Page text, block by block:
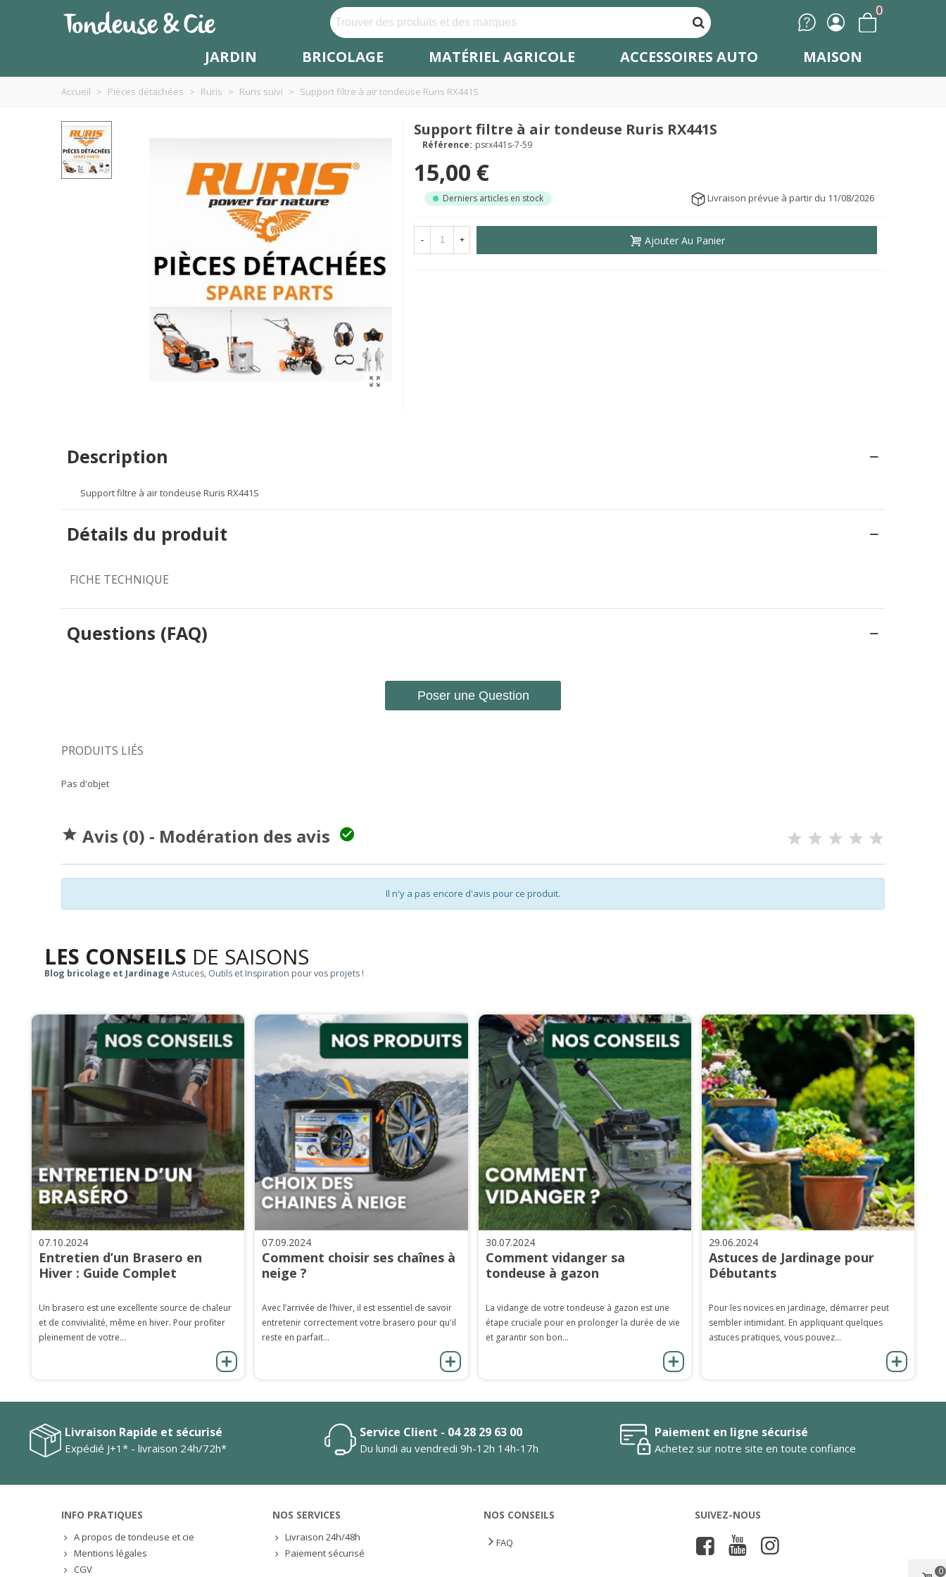
0
JARDIN BRICOLAGE MATÉRIEL AGRICOLE ACCESSOIRES AUTO MAISON
Accueil > Pièces détachées > Ruris > Ruris suivi > Support filtre à air tondeuse Ruris RX441S
Support filtre à air tondeuse Ruris RX441S
Référence: psrx441s-7-59
15,00 €
Derniers articles en stock Livraison prévue à partir du 11/08/2026
- + Ajouter Au Panier
Description
Support filtre à air tondeuse Ruris RX441S
Détails du produit
FICHE TECHNIQUE
Questions (FAQ)
Poser une Question
PRODUITS LIÉS
Pas d'objet
 Avis (0) - Modération des avis 
Il n'y a pas encore d'avis pour ce produit.
LES CONSEILS DE SAISONS
Blog bricolage et Jardinage Astuces, Outils et Inspiration pour vos projets !
07.10.2024
Entretien d’un Brasero en
Hiver : Guide Complet
Un brasero est une excellente source de chaleur
et de convivialité, même en hiver. Pour profiter
pleinement de votre...
07.09.2024
Comment choisir ses chaînes à
neige ?
Avec l’arrivée de l’hiver, il est essentiel de savoir
entretenir correctement votre brasero pour qu'il
reste en parfait...
30.07.2024
Comment vidanger sa
tondeuse à gazon
La vidange de votre tondeuse à gazon est une
étape cruciale pour en prolonger la durée de vie
et garantir son bon...
29.06.2024
Astuces de Jardinage pour
Débutants
Pour les novices en jardinage, démarrer peut
sembler intimidant. En appliquant quelques
astuces pratiques, vous pouvez...
Livraison Rapide et sécurisé
Expédié J+1* - livraison 24h/72h*
Service Client - 04 28 29 63 00
Du lundi au vendredi 9h-12h 14h-17h
Paiement en ligne sécurisé
Achetez sur notre site en toute confiance
INFO PRATIQUES
A propos de tondeuse et cie
Mentions légales
CGV
NOS SERVICES
Livraison 24h/48h
Paiement sécurisé
NOS CONSEILS
FAQ
SUIVEZ-NOUS
0